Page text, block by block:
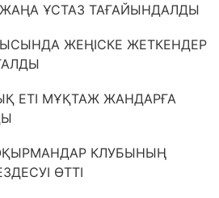
ЖАҢА ҰСТАЗ ТАҒАЙЫНДАЛДЫ
ЖЕҢІСКЕ ЖЕТКЕНДЕР
ЕТІ МҰҚТАЖ ЖАНДАРҒА
КЛУБЫНЫҢ
ӨТТІ